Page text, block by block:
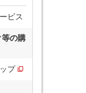
ビス
等の購
プ